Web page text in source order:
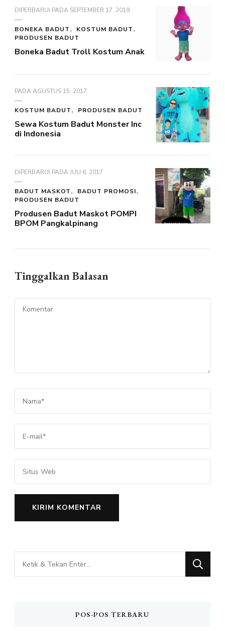
DIPERBARUI PADA SEPTEMBER 17, 2019
BONEKA BADUT
KOSTUM BADUT
PRODUSEN BADUT
Boneka Badut Troll Kostum Anak
PADAAGUSTUS 15, 2017
KOSTUM BADUT PRODUSEN BADUT
Sewa Kostum Badut Monster Inc
di Indonesia
DIPERBARUI PADAJULI 6, 2017
BADUT MASKOT
BADUT PROMOSI
PRODUSEN BADUT
Produsen Badut Maskot POMPI
BPOM Pangkalpinang
Tinggalkan Balasan
Mencari
Sesuatu?
POS-POS TERBARU